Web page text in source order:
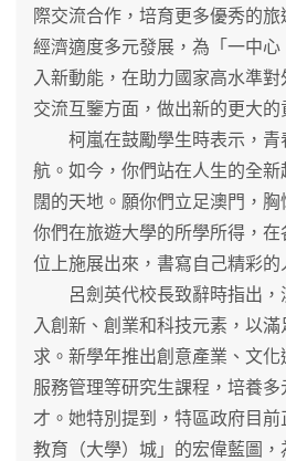
際交流合作，培育更多優秀的
經濟適度多元發展，為「一中
入新動能，在助力國家高水準
交流互鑒方面，做出新的更大的
柯嵐在鼓勵學生時表示，青
航。如今，你們站在人生的全
闊的天地。願你們立足澳門，
你們在旅遊大學的所學所得，
位上施展出來，書寫自己精彩的
呂劍英代校長致辭時指出，
入創新、創業和科技元素，以
求。新學年推出創意產業、文
服務管理等研究生課程，培養
才。她特別提到，特區政府目
教育（大學）城」的宏偉藍圖